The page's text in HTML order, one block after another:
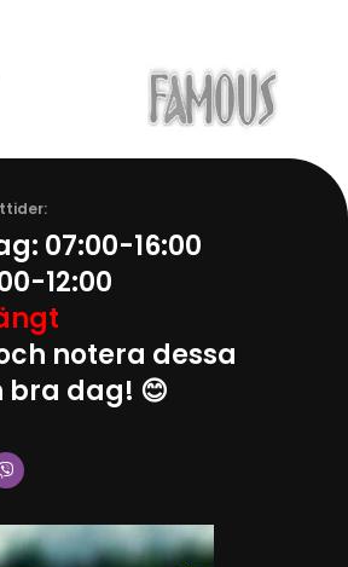
07:00-16:00
12:00
notera dessa
bra dag! 😊